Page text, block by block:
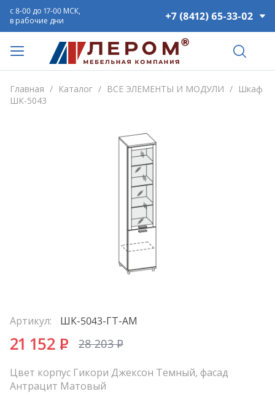
+7 (8412) 65-33-02
с 8-00 до 17-00 МСК,
в рабочие дни
Главная / Каталог / ВСЕ ЭЛЕМЕНТЫ И МОДУЛИ / Шкаф
ШК-5043
Артикул: ШК-5043-ГТ-АМ
21 152 P 28 203P
Цвет корпус Гикори Джексон Темный, фасад
Антрацит Матовый